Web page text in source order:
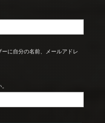
に自分の名前、メールアドレ